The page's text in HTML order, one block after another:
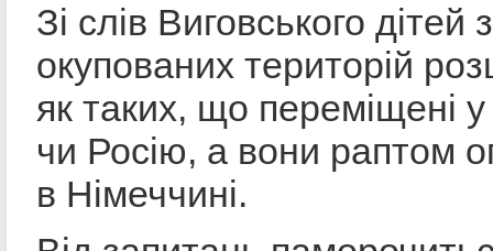
Зі слів Виговського дітей з
окупованих територій
як таких, що переміщені у
чи Росію, а вони раптом
в Німеччині.